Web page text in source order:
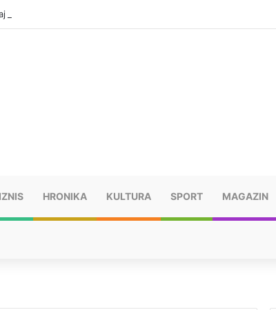
poraz me uništio”
HRONIKA KULTURA SPORT MAGAZIN